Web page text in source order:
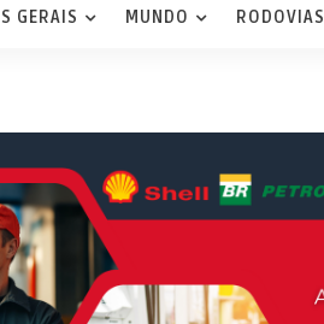
GERAIS MUNDO RODOVIAS